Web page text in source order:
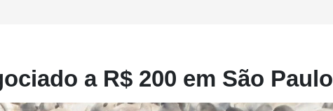
a R$ 200 em São Paulo